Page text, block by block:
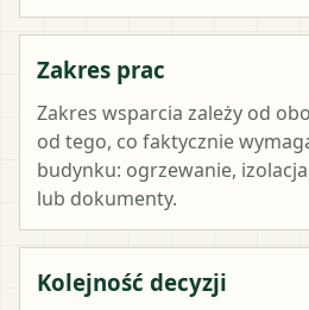
Zakres prac
Zakres wsparcia zależy od
od tego, co faktycznie
budynku: ogrzewanie,
lub dokumenty.
Kolejność decyzji